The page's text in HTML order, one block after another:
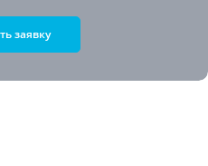
заявку